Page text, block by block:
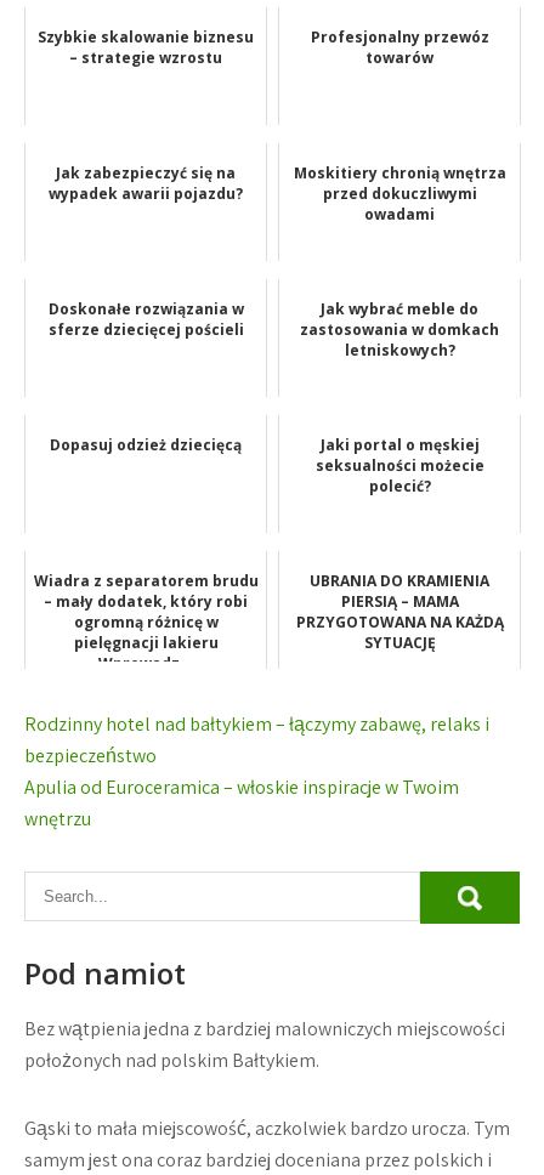
Szybkie skalowanie biznesu
– strategie wzrostu
Profesjonalny przewóz
towarów
Jak zabezpieczyć się na
wypadek awarii pojazdu?
Moskitiery chronią wnętrza
przed dokuczliwymi
owadami
Doskonałe rozwiązania w
sferze dziecięcej pościeli
Jak wybrać meble do
zastosowania w domkach
letniskowych?
Dopasuj odzież dziecięcą
Jaki portal o męskiej
seksualności możecie
polecić?
Wiadra z separatorem brudu
– mały dodatek, który robi
ogromną różnicę w
pielęgnacji lakieru
Wprowadz...
UBRANIA DO KRAMIENIA
PIERSIĄ – MAMA
PRZYGOTOWANA NA KAŻDĄ
SYTUACJĘ
Nawigacja
wpisu
Rodzinny hotel nad bałtykiem – łączymy zabawę, relaks i
bezpieczeństwo
Apulia od Euroceramica – włoskie inspiracje w Twoim
wnętrzu
Pod namiot
Bez wątpienia jedna z bardziej malowniczych miejscowości
położonych nad polskim Bałtykiem.
Gąski to mała miejscowość, aczkolwiek bardzo urocza. Tym
samym jest ona coraz bardziej doceniana przez polskich i